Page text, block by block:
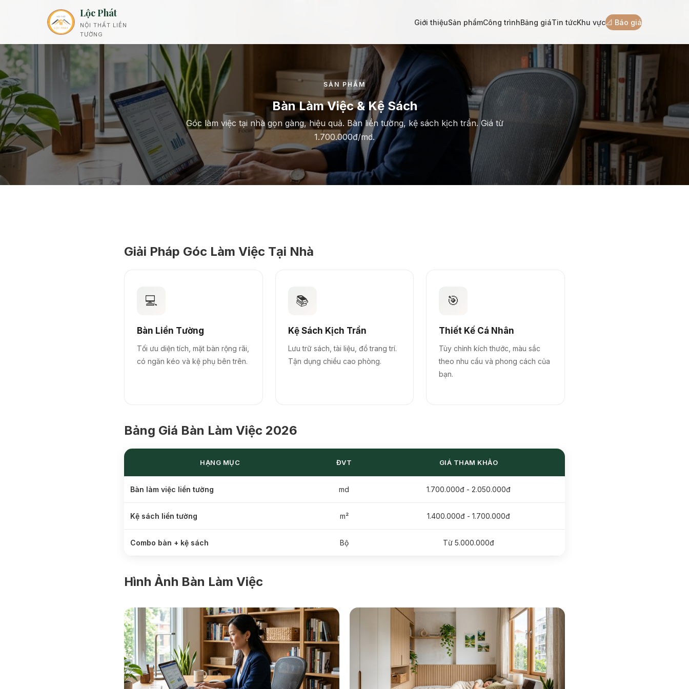
Lộc Phát
NỘI THẤT LIỀN
TƯỜNG
Giới thiệuSản phẩmCông trìnhBảng giáTin tứcKhu vực📐 Báo giá
SẢN PHẨM
Bàn Làm Việc & Kệ Sách
Góc làm việc tại nhà gọn gàng, hiệu quả. Bàn liền tường, kệ sách kịch trần. Giá từ
1.700.000đ/md.
Giải Pháp Góc Làm Việc Tại Nhà
💻
Bàn Liền Tường
Tối ưu diện tích, mặt bàn rộng rãi,
có ngăn kéo và kệ phụ bên trên.
📚
Kệ Sách Kịch Trần
Lưu trữ sách, tài liệu, đồ trang trí.
Tận dụng chiều cao phòng.
🎯
Thiết Kế Cá Nhân
Tùy chỉnh kích thước, màu sắc
theo nhu cầu và phong cách của
bạn.
Bảng Giá Bàn Làm Việc 2026
HẠNG MỤC ĐVT GIÁ THAM KHẢO
Bàn làm việc liền tường md 1.700.000đ - 2.050.000đ
Kệ sách liền tường m² 1.400.000đ - 1.700.000đ
Combo bàn + kệ sách Bộ Từ 5.000.000đ
Hình Ảnh Bàn Làm Việc